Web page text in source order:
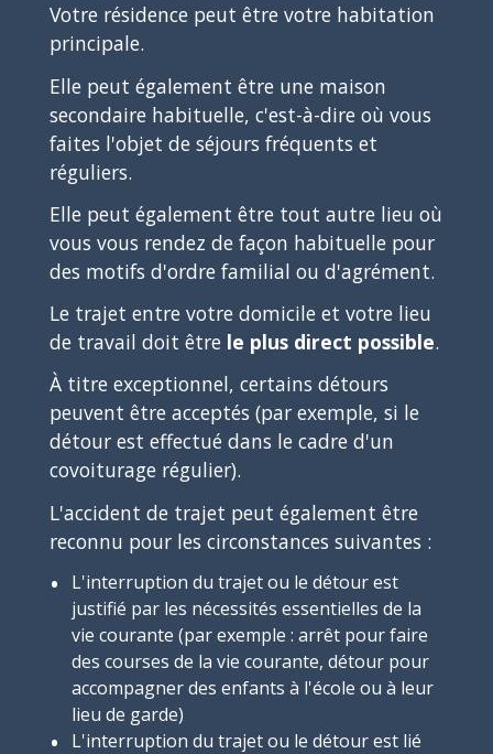
Votre résidence peut être votre habitation
principale.
Elle peut également être une maison
secondaire habituelle, c'est-à-dire où vous
faites l'objet de séjours fréquents et
réguliers.
Elle peut également être tout autre lieu où
vous vous rendez de façon habituelle pour
des motifs d'ordre familial ou d'agrément.
Le trajet entre votre domicile et votre lieu
de travail doit être le plus direct possible.
À titre exceptionnel, certains détours
peuvent être acceptés (par exemple, si le
détour est effectué dans le cadre d'un
covoiturage régulier).
L'accident de trajet peut également être
reconnu pour les circonstances suivantes :
L'interruption du trajet ou le détour est
justifié par les nécessités essentielles de la
vie courante (par exemple : arrêt pour faire
des courses de la vie courante, détour pour
accompagner des enfants à l'école ou à leur
lieu de garde)
L'interruption du trajet ou le détour est lié